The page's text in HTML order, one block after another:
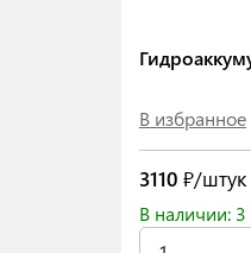
В избранное
3110 ₽/штук
В наличии: